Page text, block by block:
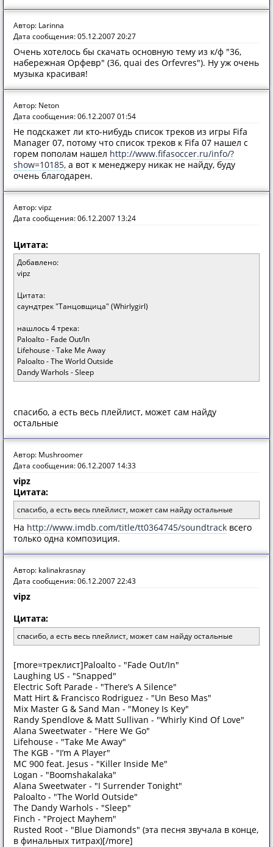
Автор: Larinna
Дата сообщения: 05.12.2007 20:27
Очень хотелось бы скачать основную тему из к/ф "36,
набережная Орфевр" (36, quai des Orfevres"). Ну уж очень
музыка красивая!
Автор: Neton
Дата сообщения: 06.12.2007 01:54
Не подскажет ли кто-нибудь список треков из игры Fifa
Manager 07, потому что список треков к Fifa 07 нашел с
горем пополам нашел http://www.fifasoccer.ru/info/?
show=10185, а вот к менеджеру никак не найду, буду
очень благодарен.
Автор: vipz
Дата сообщения: 06.12.2007 13:24
Цитата:
Добавлено:
vipz
Цитата:
саундтрек "Танцовщица" (Whirlygirl)
нашлось 4 трека:
Paloalto - Fade Out/In
Lifehouse - Take Me Away
Paloalto - The World Outside
Dandy Warhols - Sleep
спасибо, а есть весь плейлист, может сам найду
остальные
Автор: Mushroomer
Дата сообщения: 06.12.2007 14:33
vipz
Цитата:
спасибо, а есть весь плейлист, может сам найду остальные
На http://www.imdb.com/title/tt0364745/soundtrack всего
только одна композиция.
Автор: kalinakrasnay
Дата сообщения: 06.12.2007 22:43
vipz
Цитата:
спасибо, а есть весь плейлист, может сам найду остальные
[more=треклист]Paloalto - "Fade Out/In"
Laughing US - "Snapped"
Electric Soft Parade - "There’s A Silence"
Matt Hirt & Francisco Rodriguez - "Un Beso Mas"
Mix Master G & Sand Man - "Money Is Key"
Randy Spendlove & Matt Sullivan - "Whirly Kind Of Love"
Alana Sweetwater - "Here We Go"
Lifehouse - "Take Me Away"
The KGB - "I’m A Player"
MC 900 feat. Jesus - "Killer Inside Me"
Logan - "Boomshakalaka"
Alana Sweetwater - "I Surrender Tonight"
Paloalto - "The World Outside"
The Dandy Warhols - "Sleep"
Finch - "Project Mayhem"
Rusted Root - "Blue Diamonds" (эта песня звучала в конце,
в финальных титрах)[/more]